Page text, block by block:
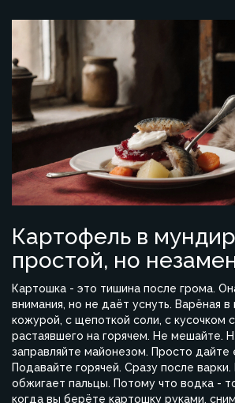
Картофель в
простой, но
Картошка - это тишина после грома.
внимания, но не даёт уснуть. Варёная
кожурой, с щепоткой соли, с кусочком
растаявшего на горячем. Не мешайте.
заправляйте майонезом. Просто дайте
Подавайте горячей. Сразу после варки.
обжигает пальцы. Потому что водка -
когда вы берёте картошку руками,